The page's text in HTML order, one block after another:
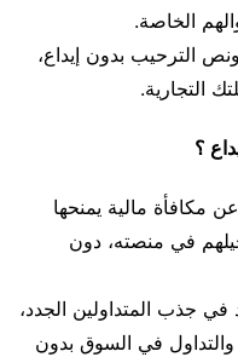
الخاصة.
الترحيب بدون إيداع،
التجارية.
؟
مكافأة مالية يمنحها
في منصته، دون
في جذب المتداولين الجدد،
في السوق بدون